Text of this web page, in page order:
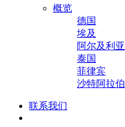
概览
德国
埃及
阿尔及利亚
泰国
菲律宾
沙特阿拉伯
联系我们